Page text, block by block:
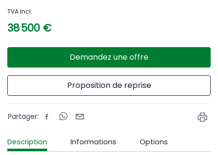
TVA Incl.
38 500 €
Demandez une offre
Proposition de reprise
Partager:
Description Informations Options